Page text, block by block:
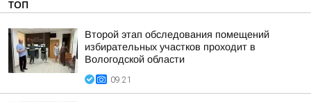
ТОП
Второй этап обследования помещений
избирательных участков проходит в
Вологодской области
09:21